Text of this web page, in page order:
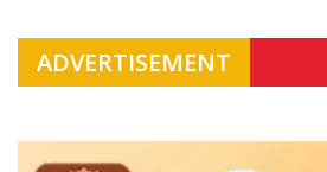
ADVERTISEMENT